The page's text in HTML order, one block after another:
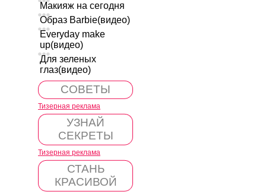
Макияж на сегодня
Образ Barbie(видео)
Everyday make
up(видео)
Для зеленых
глаз(видео)
СОВЕТЫ
Тизерная реклама
УЗНАЙ
СЕКРЕТЫ
Тизерная реклама
СТАНЬ
КРАСИВОЙ